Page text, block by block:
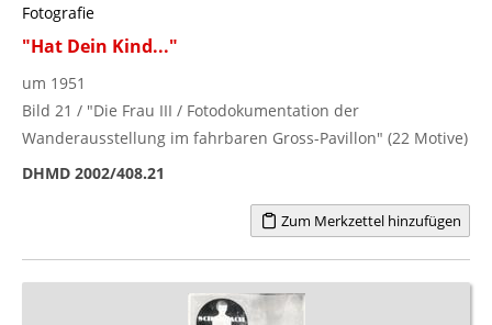
Fotografie
"Hat Dein Kind..."
um 1951
Bild 21 / "Die Frau III / Fotodokumentation der
Wanderausstellung im fahrbaren Gross-Pavillon" (22 Motive)
DHMD 2002/408.21
Zum Merkzettel hinzufügen